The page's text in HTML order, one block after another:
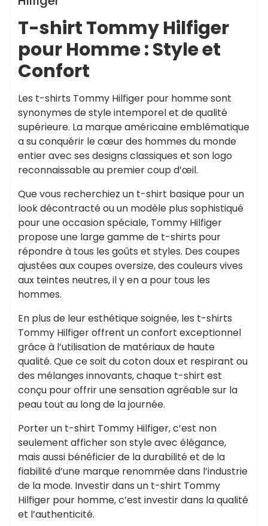
T-shirt Tommy Hilfiger
pour Homme : Style et
Confort
Les t-shirts Tommy Hilfiger pour homme sont
synonymes de style intemporel et de qualité
supérieure. La marque américaine emblématique
a su conquérir le cœur des hommes du monde
entier avec ses designs classiques et son logo
reconnaissable au premier coup d’œil.
Que vous recherchiez un t-shirt basique pour un
look décontracté ou un modèle plus sophistiqué
pour une occasion spéciale, Tommy Hilfiger
propose une large gamme de t-shirts pour
répondre à tous les goûts et styles. Des coupes
ajustées aux coupes oversize, des couleurs vives
aux teintes neutres, il y en a pour tous les
hommes.
En plus de leur esthétique soignée, les t-shirts
Tommy Hilfiger offrent un confort exceptionnel
grâce à l’utilisation de matériaux de haute
qualité. Que ce soit du coton doux et respirant ou
des mélanges innovants, chaque t-shirt est
conçu pour offrir une sensation agréable sur la
peau tout au long de la journée.
Porter un t-shirt Tommy Hilfiger, c’est non
seulement afficher son style avec élégance,
mais aussi bénéficier de la durabilité et de la
fiabilité d’une marque renommée dans l’industrie
de la mode. Investir dans un t-shirt Tommy
Hilfiger pour homme, c’est investir dans la qualité
et l’authenticité.